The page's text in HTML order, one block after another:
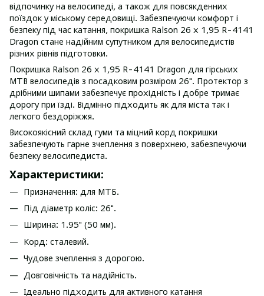
відпочинку на велосипеді, а також для повсякденних
поїздок у міському середовищі. Забезпечуючи комфорт і
безпеку під час катання, покришка Ralson 26 x 1,95 R-4141
Dragon стане надійним супутником для велосипедистів
різних рівнів підготовки.
Покришка Ralson 26 x 1,95 R-4141 Dragon для гірських
MTB велосипедів з посадковим розміром 26". Протектор з
дрібними шипами забезпечує прохідність і добре тримає
дорогу при їзді. Відмінно підходить як для міста так і
легкого бездоріжжя.
Високоякісний склад гуми та міцний корд покришки
забезпечують гарне зчеплення з поверхнею, забезпечуючи
безпеку велосипедиста.
Характеристики:
Призначення: для МТБ.
Під діаметр коліс: 26".
Ширина: 1.95" (50 мм).
Корд: сталевий.
Чудове зчеплення з дорогою.
Довговічність та надійність.
Ідеально підходить для активного катання